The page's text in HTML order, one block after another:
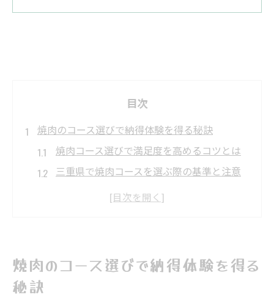
目次
焼肉のコース選びで納得体験を得る秘訣
焼肉コース選びで満足度を高めるコツとは
三重県で焼肉コースを選ぶ際の基準と注意
松阪牛を安く楽しむ焼肉コースの探し方
三重県で味わう焼肉コースの魅力満載
焼肉のコース選びで納得体験を得る
秘訣